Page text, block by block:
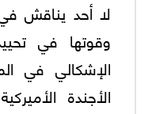
لا أحد يناقش في
وقوتها في
الإشكالي في
الأجندة